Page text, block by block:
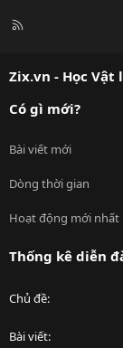
R
Zix.vn - Học
Có gì mới?
Bài viết mới
Dòng thời gian
Hoạt động mới nhất
Thống kê diễn
Chủ đề
Bài viết